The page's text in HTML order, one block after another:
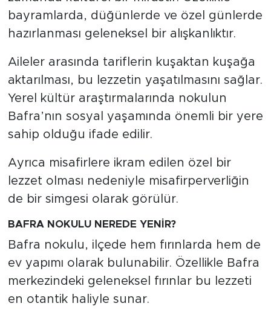
bayramlarda, düğünlerde ve özel günlerde
hazırlanması geleneksel bir alışkanlıktır.
Aileler arasında tariflerin kuşaktan kuşağa
aktarılması, bu lezzetin yaşatılmasını sağlar.
Yerel kültür araştırmalarında nokulun
Bafra’nın sosyal yaşamında önemli bir yere
sahip olduğu ifade edilir.
Ayrıca misafirlere ikram edilen özel bir
lezzet olması nedeniyle misafirperverliğin
de bir simgesi olarak görülür.
BAFRA NOKULU NEREDE YENİR?
Bafra nokulu, ilçede hem fırınlarda hem de
ev yapımı olarak bulunabilir. Özellikle Bafra
merkezindeki geleneksel fırınlar bu lezzeti
en otantik haliyle sunar.